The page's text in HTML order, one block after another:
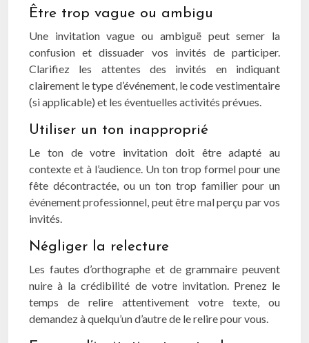
Être trop vague ou ambigu
Une invitation vague ou ambiguë peut semer la
confusion et dissuader vos invités de participer.
Clarifiez les attentes des invités en indiquant
clairement le type d’événement, le code vestimentaire
(si applicable) et les éventuelles activités prévues.
Utiliser un ton inapproprié
Le ton de votre invitation doit être adapté au
contexte et à l’audience. Un ton trop formel pour une
fête décontractée, ou un ton trop familier pour un
événement professionnel, peut être mal perçu par vos
invités.
Négliger la relecture
Les fautes d’orthographe et de grammaire peuvent
nuire à la crédibilité de votre invitation. Prenez le
temps de relire attentivement votre texte, ou
demandez à quelqu’un d’autre de le relire pour vous.